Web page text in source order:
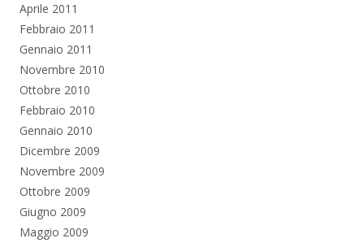
Aprile 2011
Febbraio 2011
Gennaio 2011
Novembre 2010
Ottobre 2010
Febbraio 2010
Gennaio 2010
Dicembre 2009
Novembre 2009
Ottobre 2009
Giugno 2009
Maggio 2009